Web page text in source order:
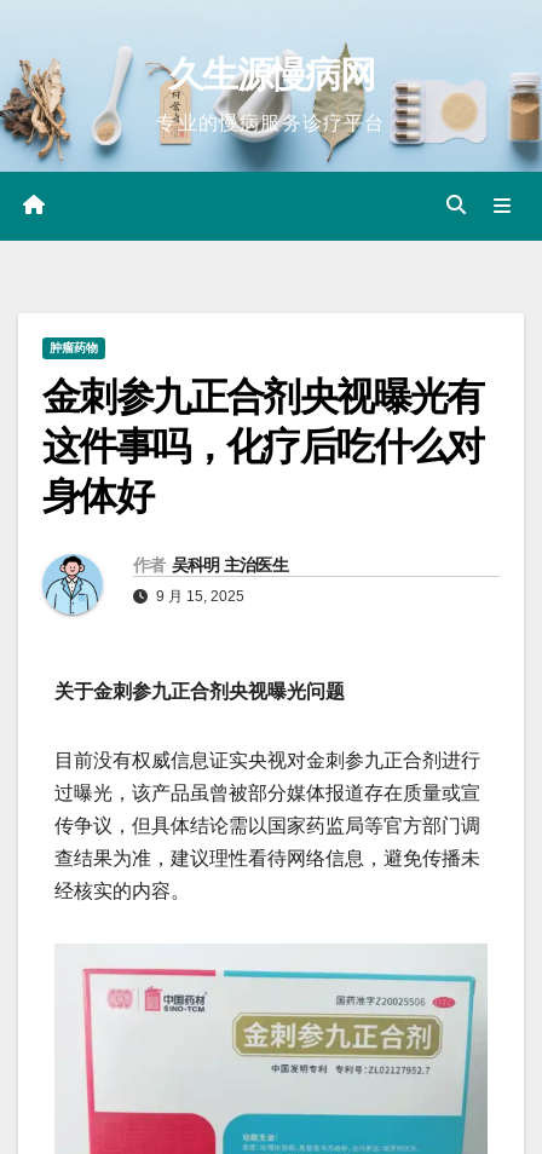
content
久生源慢病网
专业的慢病服务诊疗平台
肿瘤药物
金刺参九正合剂央视曝光有
这件事吗，化疗后吃什么对
身体好
作者 吴科明 主治医生
9 月 15, 2025
关于金刺参九正合剂央视曝光问题
目前没有权威信息证实央视对金刺参九正合剂进行
过曝光，该产品虽曾被部分媒体报道存在质量或宣
传争议，但具体结论需以国家药监局等官方部门调
查结果为准，建议理性看待网络信息，避免传播未
经核实的内容。